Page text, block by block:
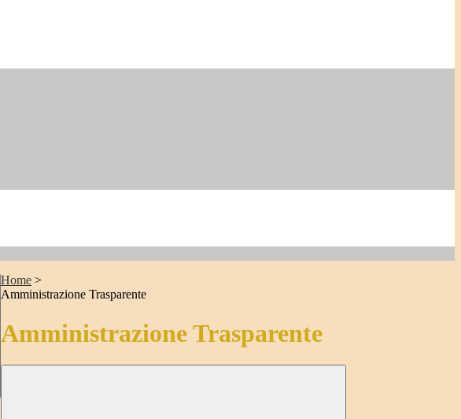
Home >
Amministrazione Trasparente
Amministrazione Trasparente